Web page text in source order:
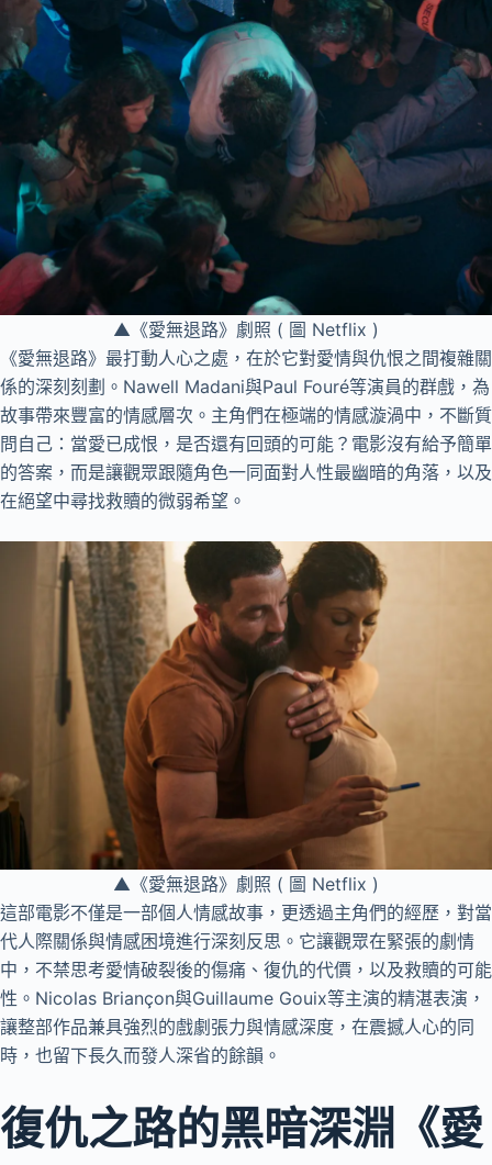
▲《愛無退路》劇照 ( 圖 Netflix )
《愛無退路》最打動人心之處，在於它對愛情與仇恨之間複雜關
係的深刻刻劃。Nawell Madani與Paul Fouré等演員的群戲，為
故事帶來豐富的情感層次。主角們在極端的情感漩渦中，不斷質
問自己：當愛已成恨，是否還有回頭的可能？電影沒有給予簡單
的答案，而是讓觀眾跟隨角色一同面對人性最幽暗的角落，以及
在絕望中尋找救贖的微弱希望。
▲《愛無退路》劇照 ( 圖 Netflix )
這部電影不僅是一部個人情感故事，更透過主角們的經歷，對當
代人際關係與情感困境進行深刻反思。它讓觀眾在緊張的劇情
中，不禁思考愛情破裂後的傷痛、復仇的代價，以及救贖的可能
性。Nicolas Briançon與Guillaume Gouix等主演的精湛表演，
讓整部作品兼具強烈的戲劇張力與情感深度，在震撼人心的同
時，也留下長久而發人深省的餘韻。
復仇之路的黑暗深淵《愛